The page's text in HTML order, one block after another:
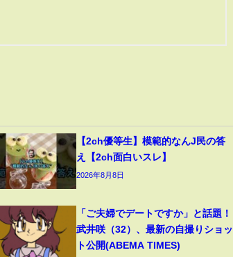
【2ch優等生】模範的なんJ民の答
え【2ch面白いスレ】
2026年8月8日
「ご夫婦でデートですか」と話題！
武井咲（32）、最新の自撮りショッ
ト公開(ABEMA TIMES)